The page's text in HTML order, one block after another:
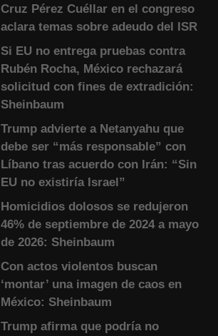
Cruz Pérez Cuéllar en el congreso
aclara temas sobre adeudo del ISR
Si EU no entrega pruebas contra
Rubén Rocha, México rechazará
solicitud con fines de extradición:
Sheinbaum
Trump advierte a Netanyahu que
debe ser “más responsable” con
Líbano tras acuerdo con Irán: “Sin
EU no existiría Israel”
Homicidios dolosos se redujeron
46% de septiembre de 2024 a mayo
de 2026: Sheinbaum
Con actos violentos buscan
‘montar’ una imagen de caos en
México: Sheinbaum
Trump afirma que podría no